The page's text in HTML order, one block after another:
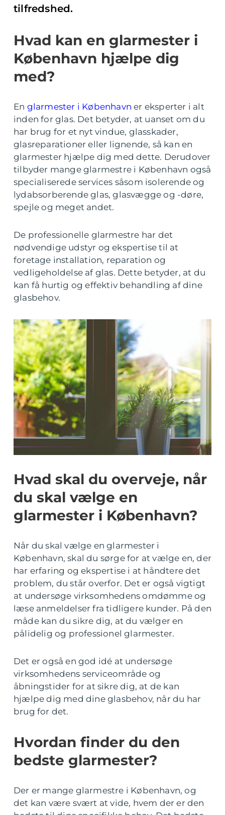
tilfredshed.
Hvad kan en glarmester i
København hjælpe dig
med?
En glarmester i København er eksperter i alt
inden for glas. Det betyder, at uanset om du
har brug for et nyt vindue, glasskader,
glasreparationer eller lignende, så kan en
glarmester hjælpe dig med dette. Derudover
tilbyder mange glarmestre i København også
specialiserede services såsom isolerende og
lydabsorberende glas, glasvægge og -døre,
spejle og meget andet.
De professionelle glarmestre har det
nødvendige udstyr og ekspertise til at
foretage installation, reparation og
vedligeholdelse af glas. Dette betyder, at du
kan få hurtig og effektiv behandling af dine
glasbehov.
Hvad skal du overveje, når
du skal vælge en
glarmester i København?
Når du skal vælge en glarmester i
København, skal du sørge for at vælge en, der
har erfaring og ekspertise i at håndtere det
problem, du står overfor. Det er også vigtigt
at undersøge virksomhedens omdømme og
læse anmeldelser fra tidligere kunder. På den
måde kan du sikre dig, at du vælger en
pålidelig og professionel glarmester.
Det er også en god idé at undersøge
virksomhedens serviceområde og
åbningstider for at sikre dig, at de kan
hjælpe dig med dine glasbehov, når du har
brug for det.
Hvordan finder du den
bedste glarmester?
Der er mange glarmestre i København, og
det kan være svært at vide, hvem der er den